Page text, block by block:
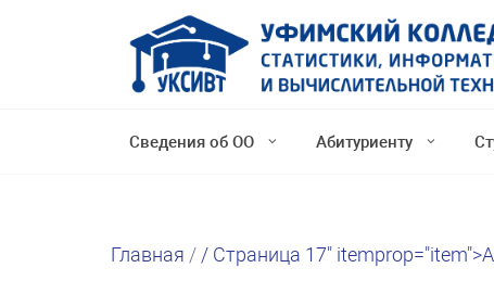
Сведения об ОО Абитуриенту
Главная / / Страница 17" itemprop="item">